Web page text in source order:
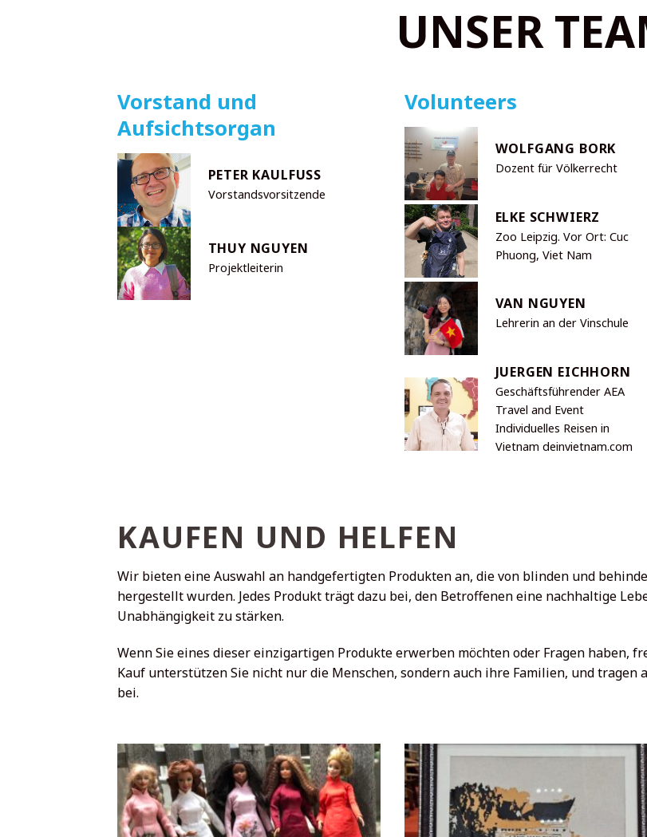
UNSER
Vorstand und
Aufsichtsorgan
PETER KAULFUSS
Vorstandsvorsitzende
THUY NGUYEN
Projektleiterin
Volunteers
WOLFGANG BORK
Dozent für Völkerrecht
ELKE SCHWIERZ
Zoo Leipzig. Vor Ort: Cuc
Phuong, Viet Nam
VAN NGUYEN
Lehrerin an der Vinschule
JUERGEN EICHHORN
Geschäftsführender AEA
Travel and Event
Individuelles Reisen in
Vietnam deinvietnam.com
KAUFEN UND HELFEN
Wir bieten eine Auswahl an handgefertigten Produkten an, die von blinden und
hergestellt wurden. Jedes Produkt trägt dazu bei, den Betroffenen eine nachhaltige
Unabhängigkeit zu stärken.
Wenn Sie eines dieser einzigartigen Produkte erwerben möchten oder Fragen haben,
Kauf unterstützen Sie nicht nur die Menschen, sondern auch ihre Familien, und
bei.